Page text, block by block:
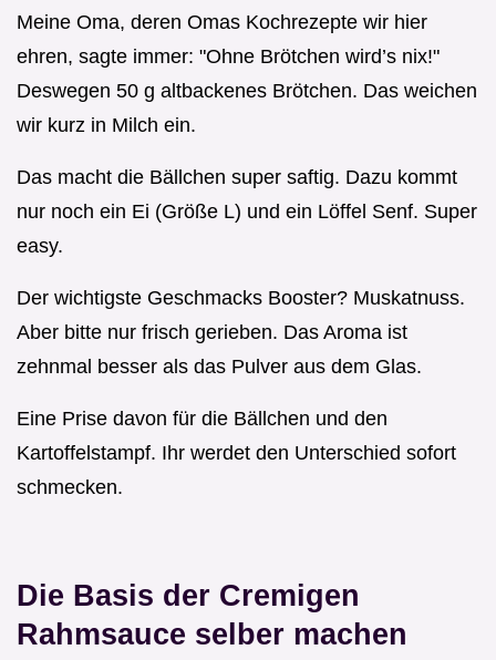
Meine Oma, deren Omas Kochrezepte wir hier
ehren, sagte immer: "Ohne Brötchen wird’s nix!"
Deswegen 50 g altbackenes Brötchen. Das weichen
wir kurz in Milch ein.
Das macht die Bällchen super saftig. Dazu kommt
nur noch ein Ei (Größe L) und ein Löffel Senf. Super
easy.
Der wichtigste Geschmacks Booster? Muskatnuss.
Aber bitte nur frisch gerieben. Das Aroma ist
zehnmal besser als das Pulver aus dem Glas.
Eine Prise davon für die Bällchen und den
Kartoffelstampf. Ihr werdet den Unterschied sofort
schmecken.
Die Basis der Cremigen
Rahmsauce selber machen